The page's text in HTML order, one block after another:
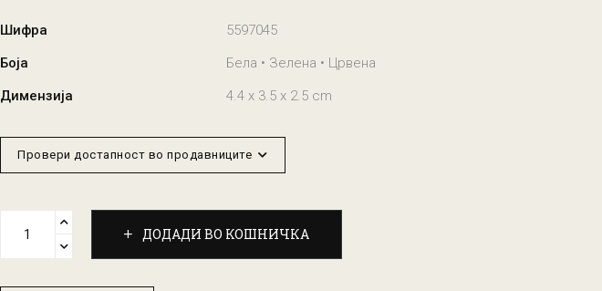
Шифра
5597045
Боја
Бела • Зелена • Црвена
Димензија
4.4 x 3.5 x 2.5 cm
Провери достапност во продавниците
ДОДАДИ ВО КОШНИЧКА